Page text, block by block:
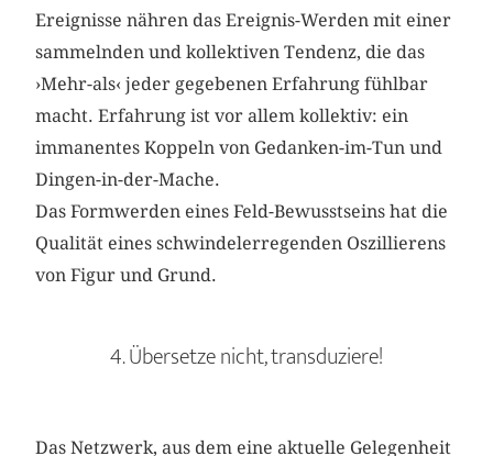
Ereignisse nähren das Ereignis-Werden mit einer
sammelnden und kollektiven Tendenz, die das
›Mehr-als‹ jeder gegebenen Erfahrung fühlbar
macht. Erfahrung ist vor allem kollektiv: ein
immanentes Koppeln von Gedanken-im-Tun und
Dingen-in-der-Mache.
Das Formwerden eines Feld-Bewusstseins hat die
Qualität eines schwindelerregenden Oszillierens
von Figur und Grund.
4. Übersetze nicht, transduziere!
Das Netzwerk, aus dem eine aktuelle Gelegenheit